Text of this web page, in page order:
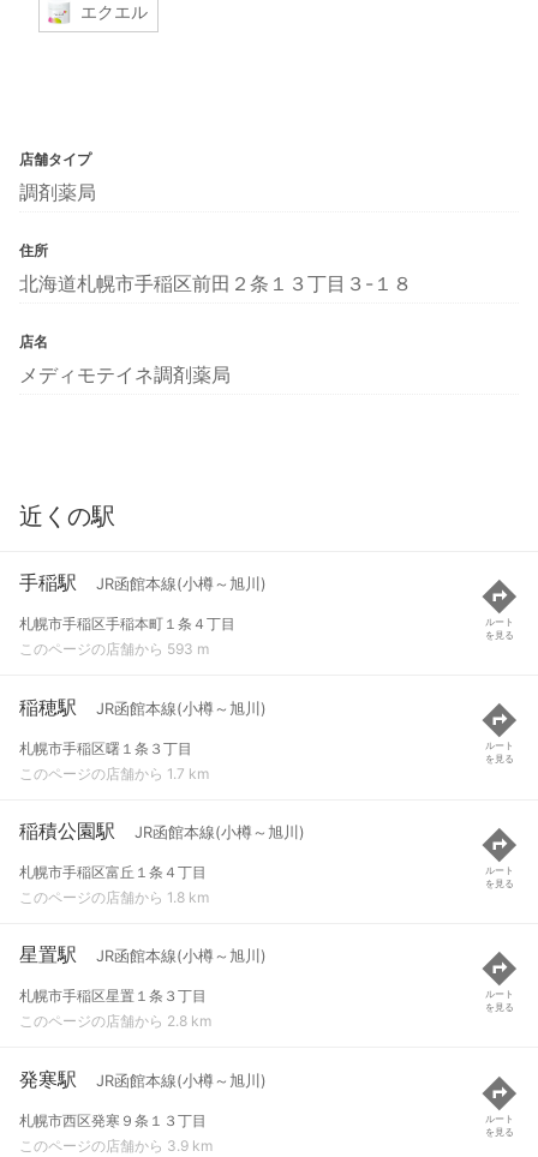
エクエル
店舗タイプ
調剤薬局
住所
北海道札幌市手稲区前田２条１３丁目３-１８
店名
メディモテイネ調剤薬局
近くの駅
手稲駅 JR函館本線(小樽～旭川)
札幌市手稲区手稲本町１条４丁目
このページの店舗から 593 m
ルート
を見る
稲穂駅 JR函館本線(小樽～旭川)
札幌市手稲区曙１条３丁目
このページの店舗から 1.7 km
ルート
を見る
稲積公園駅 JR函館本線(小樽～旭川)
札幌市手稲区富丘１条４丁目
このページの店舗から 1.8 km
ルート
を見る
星置駅 JR函館本線(小樽～旭川)
札幌市手稲区星置１条３丁目
このページの店舗から 2.8 km
ルート
を見る
発寒駅 JR函館本線(小樽～旭川)
札幌市西区発寒９条１３丁目
このページの店舗から 3.9 km
ルート
を見る